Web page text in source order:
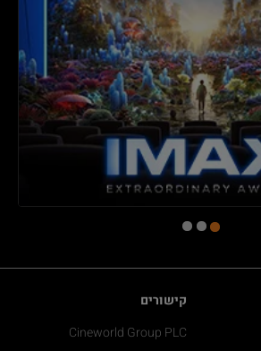
קישורים
Cineworld Group PLC